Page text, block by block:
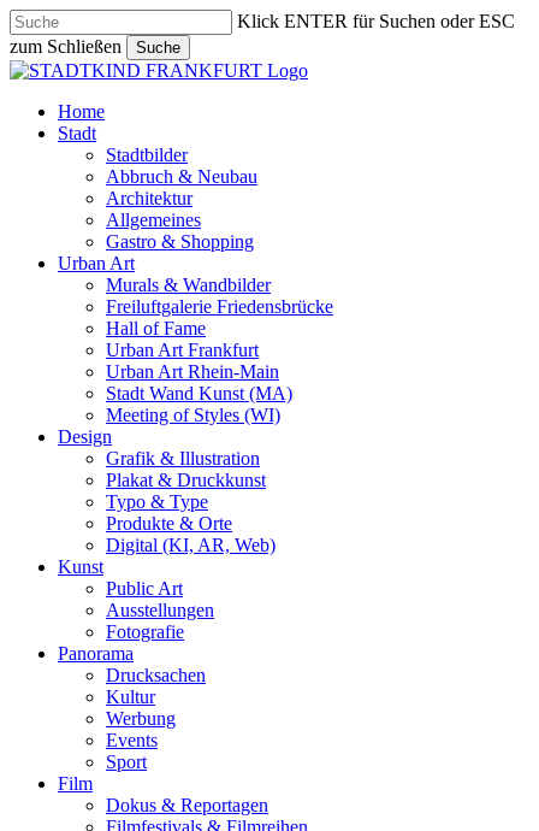
Skip
to
main
content
Klick ENTER für Suchen oder ESC
zum Schließen
Suche
Close
search
Menu
Home
Stadt
Stadtbilder
Abbruch & Neubau
Architektur
Allgemeines
Gastro & Shopping
Urban Art
Murals & Wandbilder
Freiluftgalerie Friedensbrücke
Hall of Fame
Urban Art Frankfurt
Urban Art Rhein-Main
Stadt Wand Kunst (MA)
Meeting of Styles (WI)
Design
Grafik & Illustration
Plakat & Druckkunst
Typo & Type
Produkte & Orte
Digital (KI, AR, Web)
Kunst
Public Art
Ausstellungen
Fotografie
Panorama
Drucksachen
Kultur
Werbung
Events
Sport
Film
Dokus & Reportagen
Filmfestivals & Filmreihen